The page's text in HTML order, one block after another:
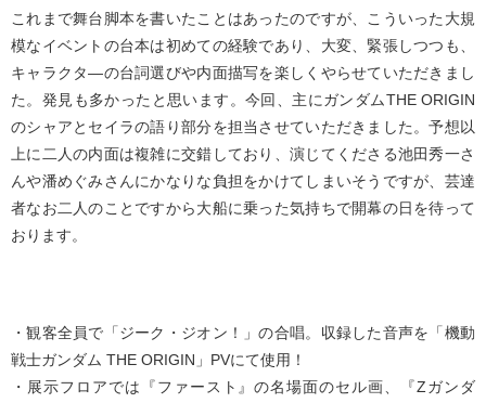
これまで舞台脚本を書いたことはあったのですが、こういった大規
模なイベントの台本は初めての経験であり、大変、緊張しつつも、
キャラクタ―の台詞選びや内面描写を楽しくやらせていただきまし
た。発見も多かったと思います。今回、主にガンダムTHE ORIGIN
のシャアとセイラの語り部分を担当させていただきました。予想以
上に二人の内面は複雑に交錯しており、演じてくださる池田秀一さ
んや潘めぐみさんにかなりな負担をかけてしまいそうですが、芸達
者なお二人のことですから大船に乗った気持ちで開幕の日を待って
おります。
・観客全員で「ジーク・ジオン！」の合唱。収録した音声を「機動
戦士ガンダム THE ORIGIN」PVにて使用！
・展示フロアでは『ファースト』の名場面のセル画、『Zガンダ